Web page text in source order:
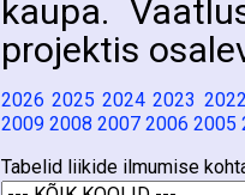
kaupa.
projektis
2026 2025 2024 2023
2009 2008 2007 2006 2005
Tabelid liikide ilmumise